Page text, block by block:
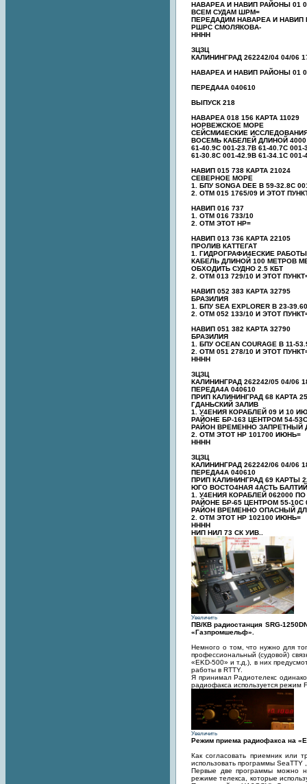
НАВАРЕА И НАВИП РАЙОНЫ 01
ВСЕМ СУДАМ ШРМ=
ПЕРЕДАДИМ НАВАРЕА И НАВИП
РШРС СМОЛЯКОВА-
НННН
ЗЦЗЦ
КАЛИНИНГРАД 262242/04 04/06
НАВАРЕА И НАВИП РАЙОНЫ 01
ПЕРЕДА4А 040610
ВЫПУСК 218
НАВАРЕА 018 156 КАРТА 11029
НОРВЕЖСКОЕ МОРЕ
СЕЙСМИ4ЕСКИЕ
ВОСЕМЬ КАБЕЛЕЙ ДЛИНОЙ 4000
61-40.9С 001-23.7В 61-40.7С
61-30.8С 001-42.9В 61-34.1С
НАВИП 015 738 КАРТА 21024
СЕВЕРНОЕ МОРЕ
1. БПУ SONGA DEE В 59-32.8С
2. ОТМ 015 1765/09 И ЭТОТ
НАВИП 016 737
1. ОТМ 016 733/10
2. ОТМ ЭТОТ НР=
НАВИП 013 736 КАРТА 22105
ПРОЛИВ КАТТЕГАТ
1. ГИДРОГРАФИ4ЕСКИЕ РАБОТЫ
КАБЕЛЬ ДЛИНОЙ 100 МЕТРОВ
ОБХОДИТЬ СУДНО 2.5 КБТ
2. ОТМ 013 729/10 И ЭТОТ
НАВИП 052 383 КАРТА 32795
БРАЗИЛИЯ
1. БПУ SEA EXPLORER В 23-
2. ОТМ 052 133/10 И ЭТОТ
НАВИП 051 382 КАРТА 32790
БРАЗИЛИЯ
1. БПУ OCEAN COURAGE В 11-
2. ОТМ 051 278/10 И ЭТОТ
НННН
ЗЦЗЦ
КАЛИНИНГРАД 262242/05 04/06
ПЕРЕДА4А 040610
ПРИП КАЛИНИНГРАД 68 КАРТА
ГДАНЬСКИЙ ЗАЛИВ
1. У4ЕНИЯ КОРАБЛЕЙ 09 И 10
РАЙОНЕ БР-163 ЦЕНТРОМ 54-
РАЙОН ВРЕМЕННО ЗАПРЕТНЫЙ
2. ОТМ ЭТОТ НР 101700 ИЮНЬ=
НННН
ЗЦЗЦ
КАЛИНИНГРАД 262242/06 04/06
ПЕРЕДА4А 040610
ПРИП КАЛИНИНГРАД 69 КАРТЫ
ЮГО ВОСТО4НАЯ 4АСТЬ
1. У4ЕНИЯ КОРАБЛЕЙ 062000
РАЙОНЕ БР-65 ЦЕНТРОМ 55-10С
РАЙОН ВРЕМЕННО ОПАСНЫЙ
2. ОТМ ЭТОТ НР 102100 ИЮНЬ=
НННН
НИП НИЛ 73 СК УИВ..
Увеличить
ПВ/КВ радиостанция SRG-
«Газпромшельф».
Немного о том, что нужно для
профессиональный (судовой)
«EKD-500» и т.д.), в них
работы в RTTY.
Я принимал Радиотелекс
радиофакса используется режим
Увеличить
Режим приема радиофакса на
Как согласовать приемник или
использовать программы
Первые две программы можно
режиме телекса, которые